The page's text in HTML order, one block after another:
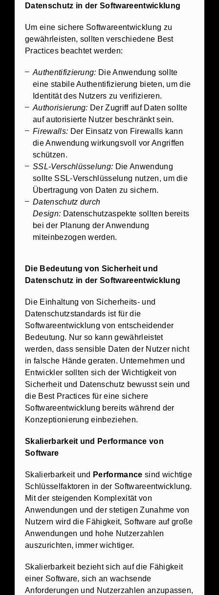
Datenschutz in der Softwareentwicklung
Um eine sichere Softwareentwicklung zu
gewährleisten, sollten verschiedene Best
Practices beachtet werden:
Authentifizierung: Die Anwendung sollte
eine stabile Authentifizierung bieten, um die
Identität des Nutzers zu verifizieren.
Authorisierung: Der Zugriff auf Daten sollte
auf autorisierte Nutzer beschränkt sein.
Firewalls: Der Einsatz von Firewalls kann
die Anwendung wirkungsvoll vor Angriffen
schützen.
SSL-Verschlüsselung: Die Anwendung
sollte SSL-Verschlüsselung nutzen, um die
Übertragung von Daten zu sichern.
Datenschutz durch
Design: Datenschutzaspekte sollten bereits
bei der Planung der Anwendung
miteinbezogen werden.
Die Bedeutung von Sicherheit und
Datenschutz in der Softwareentwicklung
Die Einhaltung von Sicherheits- und
Datenschutzstandards ist für die
Softwareentwicklung von entscheidender
Bedeutung. Nur so kann gewährleistet
werden, dass sensible Daten der Nutzer nicht
in falsche Hände geraten. Unternehmen und
Entwickler sollten sich der Wichtigkeit von
Sicherheit und Datenschutz bewusst sein und
die Best Practices für eine sichere
Softwareentwicklung bereits während der
Konzeptionierung einbeziehen.
Skalierbarkeit und Performance von
Software
Skalierbarkeit und Performance sind wichtige
Schlüsselfaktoren in der Softwareentwicklung.
Mit der steigenden Komplexität von
Anwendungen und der stetigen Zunahme von
Nutzern wird die Fähigkeit, Software auf große
Anwendungen und hohe Nutzerzahlen
auszurichten, immer wichtiger.
Skalierbarkeit bezieht sich auf die Fähigkeit
einer Software, sich an wachsende
Anforderungen und Nutzerzahlen anzupassen,